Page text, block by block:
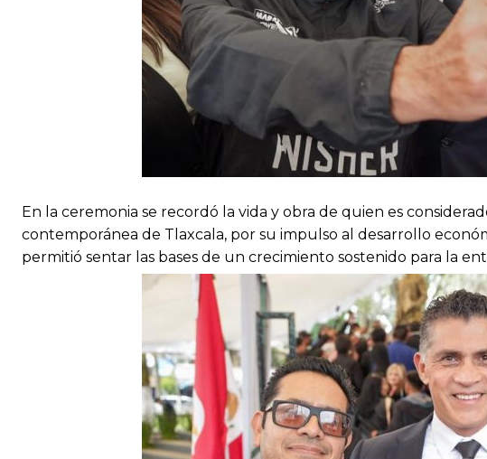
En la ceremonia se recordó la vida y obra de quien es
contemporánea de Tlaxcala, por su impulso al desarrollo
permitió sentar las bases de un crecimiento sostenido para la